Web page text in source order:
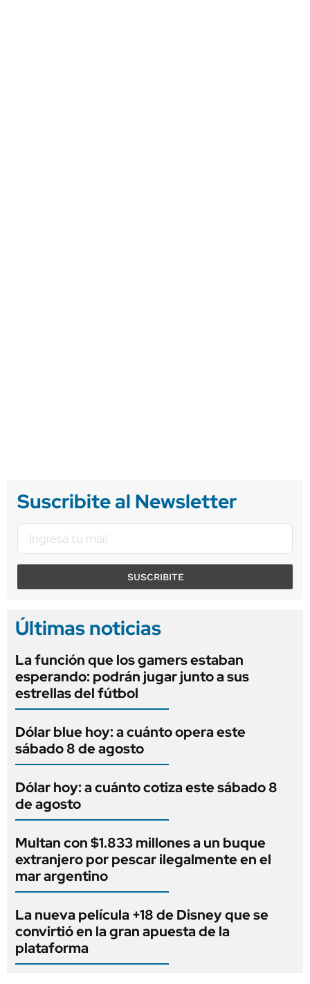
Suscribite al Newsletter
SUSCRIBITE
Últimas noticias
La función que los gamers estaban
esperando: podrán jugar junto a sus
estrellas del fútbol
Dólar blue hoy: a cuánto opera este
sábado 8 de agosto
Dólar hoy: a cuánto cotiza este sábado 8
de agosto
Multan con $1.833 millones a un buque
extranjero por pescar ilegalmente en el
mar argentino
La nueva película +18 de Disney que se
convirtió en la gran apuesta de la
plataforma